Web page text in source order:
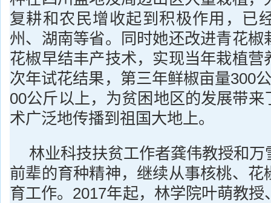
复耕和农民增收起到积极作用，已
州、湖南等省。同时她还改进青花椒
花椒早结丰产技术，实现当年栽植营
次年试花结果，第三年鲜椒亩量300
00公斤以上，为贫困地区的发展带来
术广泛地传播到祖国大地上。
林业科技扶贫工作者龚伟教授和
前辈的育种精神，继续从事核桃、花
育工作。2017年起，林学院叶萌教